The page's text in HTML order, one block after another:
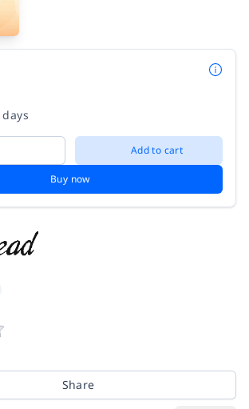
Add to cart
Buy now
Share